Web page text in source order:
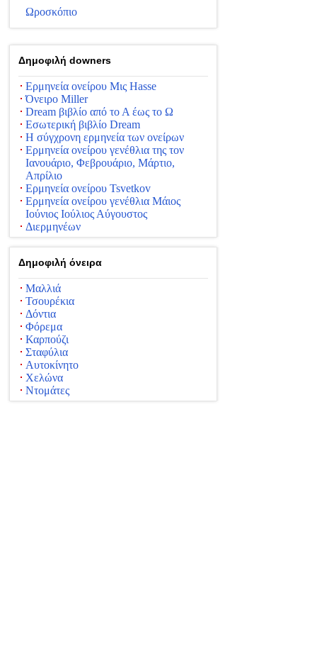
Ωροσκόπιο
Δημοφιλή downers
Ερμηνεία ονείρου Μις Hasse
Όνειρο Miller
Dream βιβλίο από το Α έως το Ω
Εσωτερική βιβλίο Dream
Η σύγχρονη ερμηνεία των ονείρων
Ερμηνεία ονείρου γενέθλια της τον
Ιανουάριο, Φεβρουάριο, Μάρτιο,
Απρίλιο
Ερμηνεία ονείρου Tsvetkov
Ερμηνεία ονείρου γενέθλια Μάιος
Ιούνιος Ιούλιος Αύγουστος
Διερμηνέων
Δημοφιλή όνειρα
Μαλλιά
Τσουρέκια
Δόντια
Φόρεμα
Καρπούζι
Σταφύλια
Αυτοκίνητο
Χελώνα
Ντομάτες